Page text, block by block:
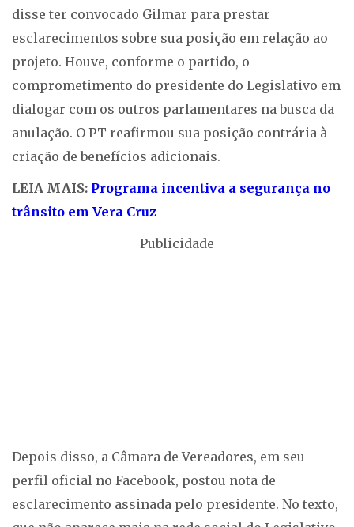
disse ter convocado Gilmar para prestar
esclarecimentos sobre sua posição em relação ao
projeto. Houve, conforme o partido, o
comprometimento do presidente do Legislativo em
dialogar com os outros parlamentares na busca da
anulação. O PT reafirmou sua posição contrária à
criação de benefícios adicionais.
LEIA MAIS: Programa incentiva a segurança no
trânsito em Vera Cruz
Publicidade
Depois disso, a Câmara de Vereadores, em seu
perfil oficial no Facebook, postou nota de
esclarecimento assinada pelo presidente. No texto,